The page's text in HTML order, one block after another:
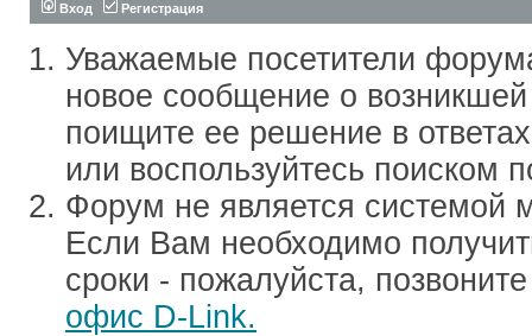
Вход Регистрация
Уважаемые посетители
новое сообщение о
поищите ее решение в
или воспользуйтесь поиском
Форум не является системой
Если Вам необходимо
сроки - пожалуйста,
офис D-Link.